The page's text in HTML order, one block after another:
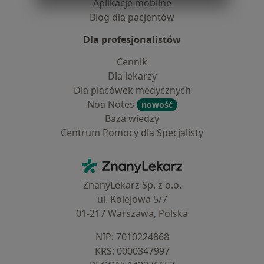
Aplikacje mobilne
Blog dla pacjentów
Dla profesjonalistów
Cennik
Dla lekarzy
Dla placówek medycznych
Noa Notes
nowość
Baza wiedzy
Centrum Pomocy dla Specjalisty
ZnanyLekarz - Strona główna
ZnanyLekarz Sp. z o.o.
ul. Kolejowa 5/7
01-217 Warszawa, Polska
NIP: ⁠7010224868
KRS: ⁠0000347997